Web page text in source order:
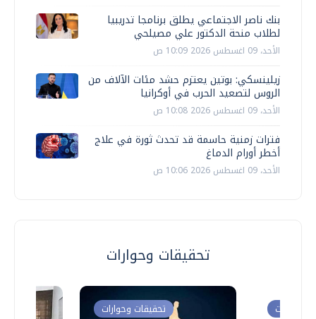
بنك ناصر الاجتماعي يطلق برنامجا تدريبيا
لطلاب منحة الدكتور علي مصيلحي
الأحد، 09 اغسطس 2026 10:09 ص
زيلينسكي: بوتين يعتزم حشد مئات الآلاف من
الروس لتصعيد الحرب في أوكرانيا
الأحد، 09 اغسطس 2026 10:08 ص
فترات زمنية حاسمة قد تحدث ثورة في علاج
أخطر أورام الدماغ
الأحد، 09 اغسطس 2026 10:06 ص
تحقيقات وحوارات
تحقيقات وحوارات وحوارات